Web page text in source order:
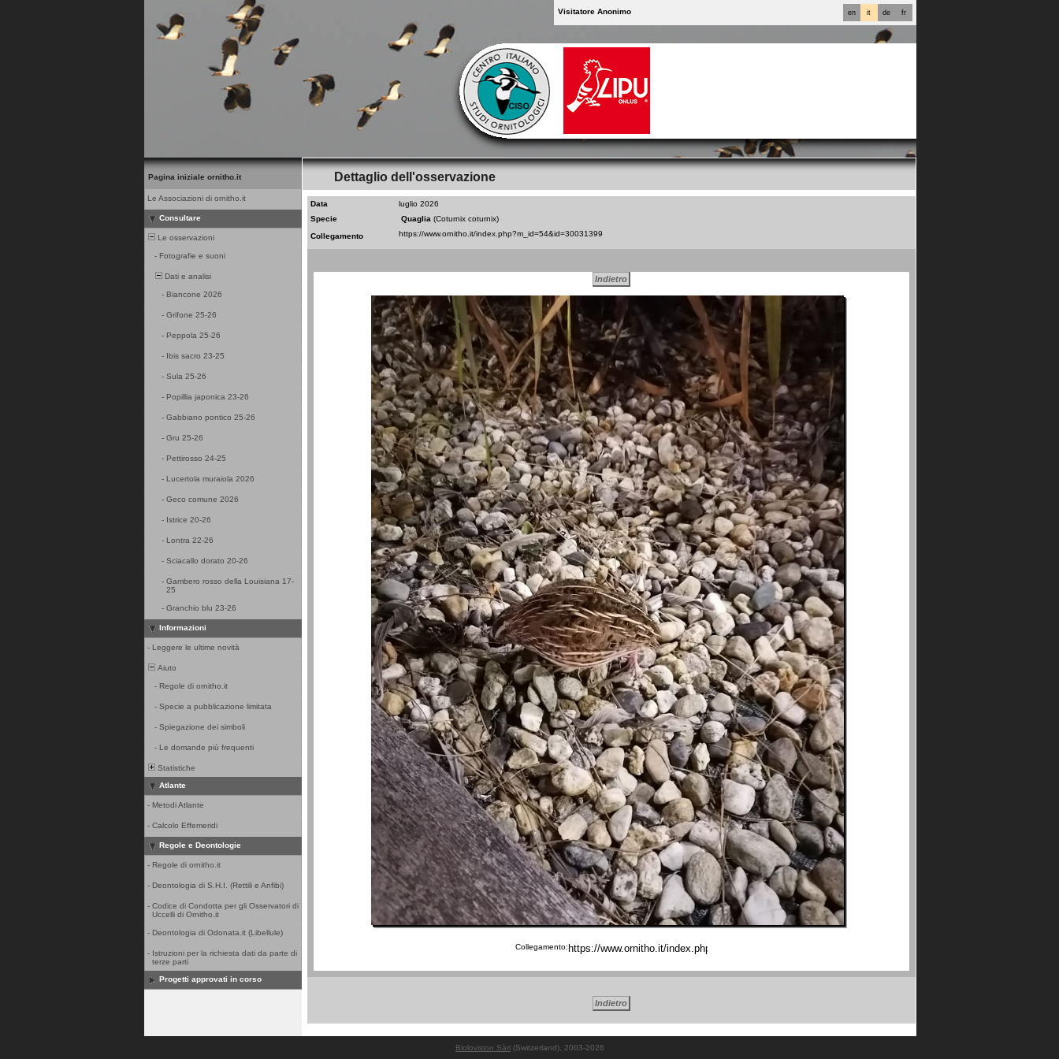
fr
de
it
en
Visitatore Anonimo
Pagina iniziale ornitho.it
Le Associazioni di ornitho.it
Consultare
Le osservazioni
- Fotografie e suoni
Dati e analisi
- Biancone 2026
- Grifone 25-26
- Peppola 25-26
- Ibis sacro 23-25
- Sula 25-26
- Popillia japonica 23-26
- Gabbiano pontico 25-26
- Gru 25-26
- Pettirosso 24-25
- Lucertola muraiola 2026
- Geco comune 2026
- Istrice 20-26
- Lontra 22-26
- Sciacallo dorato 20-26
- Gambero rosso della Louisiana 17-
25
- Granchio blu 23-26
Informazioni
- Leggere le ultime novità
Aiuto
- Regole di ornitho.it
- Specie a pubblicazione limitata
- Spiegazione dei simboli
- Le domande più frequenti
Statistiche
Atlante
- Metodi Atlante
- Calcolo Effemeridi
Regole e Deontologie
- Regole di ornitho.it
- Deontologia di S.H.I. (Rettili e Anfibi)
- Codice di Condotta per gli Osservatori di
Uccelli di Ornitho.it
- Deontologia di Odonata.it (Libellule)
- Istruzioni per la richiesta dati da parte di
terze parti
Progetti approvati in corso
Dettaglio dell'osservazione
Data
luglio 2026
Specie
Quaglia (Coturnix coturnix)
Collegamento
Collegamento:
Biolovision Sàrl (Switzerland), 2003-2026